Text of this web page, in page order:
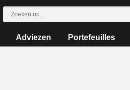
Adviezen Portefeuilles